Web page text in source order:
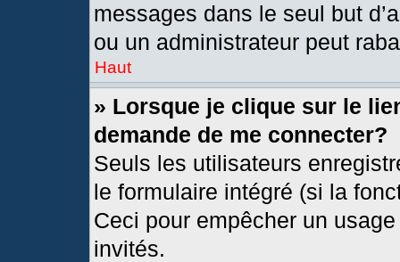
messages dans le seul but
ou un administrateur peut
Haut
» Lorsque je clique sur le
demande de me connecter?
Seuls les utilisateurs
le formulaire intégré (si la
Ceci pour empêcher un
invités.